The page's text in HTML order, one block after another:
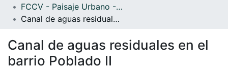
FCCV - Paisaje Urbano - Patrimonial
Canal de aguas residuales en el barrio Poblado II
Canal de aguas residuales en el
barrio Poblado II